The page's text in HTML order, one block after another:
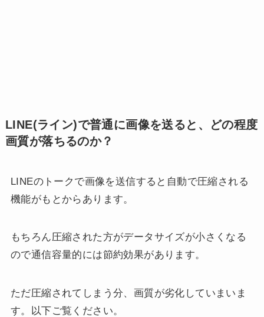
LINE(ライン)で普通に画像を送ると、どの程度
画質が落ちるのか？
LINEのトークで画像を送信すると自動で圧縮される
機能がもとからあります。
もちろん圧縮された方がデータサイズが小さくなる
ので通信容量的には節約効果があります。
ただ圧縮されてしまう分、画質が劣化していまいま
す。以下ご覧ください。